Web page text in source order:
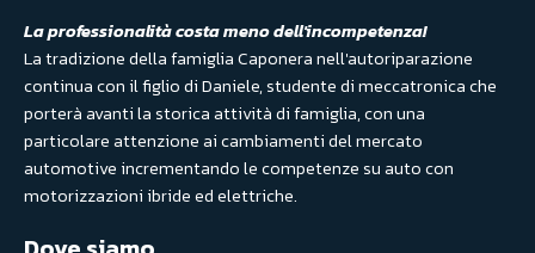
La professionalità costa meno dell'incompetenza!
La tradizione della famiglia Caponera nell'autoriparazione
continua con il figlio di Daniele, studente di meccatronica che
porterà avanti la storica attività di famiglia, con una
particolare attenzione ai cambiamenti del mercato
automotive incrementando le competenze su auto con
motorizzazioni ibride ed elettriche.